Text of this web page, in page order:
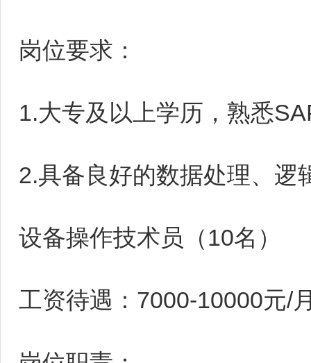
岗位要求：
1.大专及以上学历，熟悉
2.具备良好的数据处理、逻
设备操作技术员（10名）
工资待遇：7000-10000元/